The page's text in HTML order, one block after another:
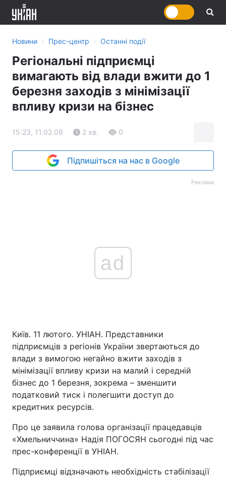
Новини › Прес-центр › Останні події
Регіональні підприємці
вимагають від влади вжити до 1
березня заходів з мінімізації
впливу кризи на бізнес
15:23, 11.02.09 2 хв. 0
Підпишіться на нас в Google
Реклама
ad
Київ. 11 лютого. УНІАН. Представники
підприємців з регіонів України звертаються до
влади з вимогою негайно вжити заходів з
мінімізації впливу кризи на малий і середній
бізнес до 1 березня, зокрема – зменшити
податковий тиск і полегшити доступ до
кредитних ресурсів.
Про це заявила голова організації працедавців
«Хмельниччина» Надія ПОГОСЯН сьогодні під час
прес-конференції в УНІАН.
Підприємці відзначають необхідність стабілізації